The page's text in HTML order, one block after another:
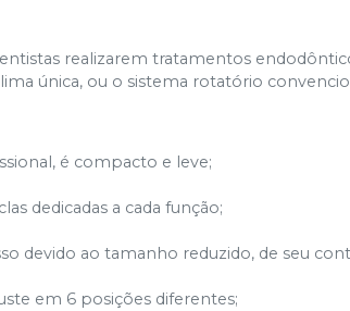
realizarem tratamentos
única, ou o sistema rotatório
é compacto e leve;
dedicadas a cada função;
devido ao tamanho reduzido, de seu
em 6 posições diferentes;